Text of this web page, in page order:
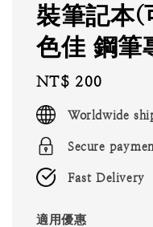
裝筆記本(
色佳 鋼筆
Regular
price
NT$ 200
Worldwide
Secure
Fast Delivery
適用優惠